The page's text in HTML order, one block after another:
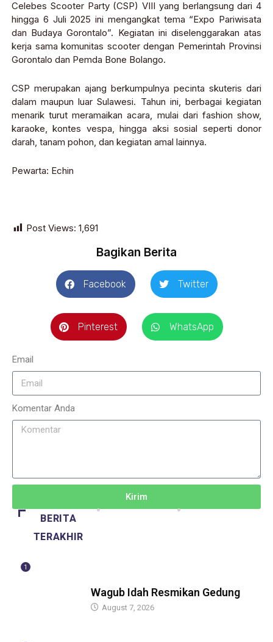
Celebes Scooter Party (CSP) VIII yang berlangsung dari 4
hingga 6 Juli 2025 ini mengangkat tema “Expo Pariwisata
dan Budaya Gorontalo”. Kegiatan ini diselenggarakan atas
kerja sama komunitas scooter dengan Pemerintah Provinsi
Gorontalo dan Pemda Bone Bolango.
CSP merupakan ajang berkumpulnya pecinta skuteris dari
dalam maupun luar Sulawesi. Tahun ini, berbagai kegiatan
menarik turut meramaikan acara, mulai dari fashion show,
karaoke, kontes vespa, hingga aksi sosial seperti donor
darah, tanam pohon, dan kegiatan amal lainnya.
Pewarta: Echin
Post Views: 1,691
Bagikan Berita
Facebook Twitter
Pinterest WhatsApp
Email
Komentar Anda
Kirim
BERITA
TERAKHIR
1
Wagub Idah Resmikan Gedung
August 7, 2026